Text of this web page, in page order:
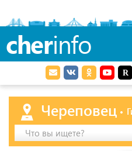
cherinfo
Череповец
Что вы ищете?